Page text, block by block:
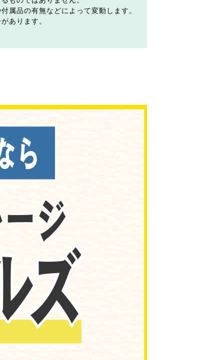
属品の有無などによって変動します。
あります。